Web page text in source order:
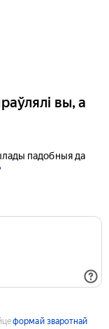
вы, а
падобныя да
формай зваротнай